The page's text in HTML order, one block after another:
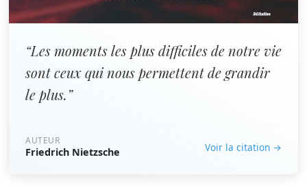
“Les moments les plus difficiles de notre vie
sont ceux qui nous permettent de grandir
le plus.”
AUTEUR
Friedrich Nietzsche Voir la citation →